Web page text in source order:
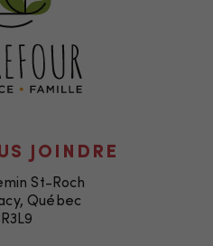
JOINDRE
St-Roch
Québec